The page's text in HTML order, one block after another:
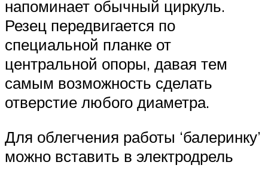
напоминает обычный циркуль.
Резец передвигается по
специальной планке от
центральной опоры, давая тем
самым возможность сделать
отверстие любого диаметра.
Для облегчения работы ‘балеринку’
можно вставить в электродрель